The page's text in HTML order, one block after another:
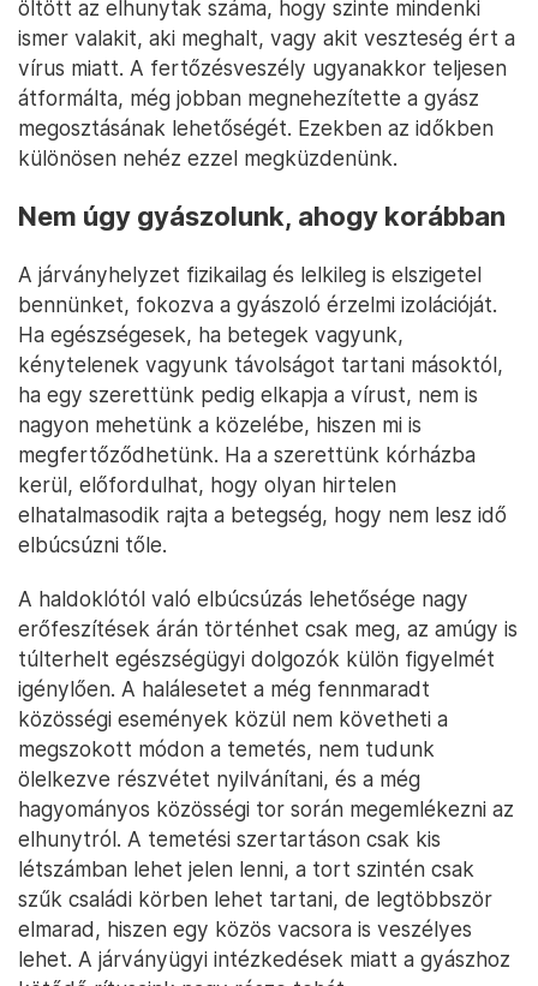
öltött az elhunytak száma, hogy szinte mindenki
ismer valakit, aki meghalt, vagy akit veszteség ért a
vírus miatt. A fertőzésveszély ugyanakkor teljesen
átformálta, még jobban megnehezítette a gyász
megosztásának lehetőségét. Ezekben az időkben
különösen nehéz ezzel megküzdenünk.
Nem úgy gyászolunk, ahogy korábban
A járványhelyzet fizikailag és lelkileg is elszigetel
bennünket, fokozva a gyászoló érzelmi izolációját.
Ha egészségesek, ha betegek vagyunk,
kénytelenek vagyunk távolságot tartani másoktól,
ha egy szerettünk pedig elkapja a vírust, nem is
nagyon mehetünk a közelébe, hiszen mi is
megfertőződhetünk. Ha a szerettünk kórházba
kerül, előfordulhat, hogy olyan hirtelen
elhatalmasodik rajta a betegség, hogy nem lesz idő
elbúcsúzni tőle.
A haldoklótól való elbúcsúzás lehetősége nagy
erőfeszítések árán történhet csak meg, az amúgy is
túlterhelt egészségügyi dolgozók külön figyelmét
igénylően. A halálesetet a még fennmaradt
közösségi események közül nem követheti a
megszokott módon a temetés, nem tudunk
ölelkezve részvétet nyilvánítani, és a még
hagyományos közösségi tor során megemlékezni az
elhunytról. A temetési szertartáson csak kis
létszámban lehet jelen lenni, a tort szintén csak
szűk családi körben lehet tartani, de legtöbbször
elmarad, hiszen egy közös vacsora is veszélyes
lehet. A járványügyi intézkedések miatt a gyászhoz